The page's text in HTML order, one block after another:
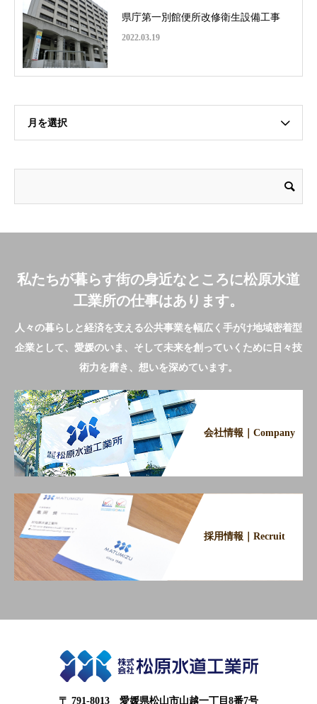
県庁第一別館便所改修衛生設備工事
2022.03.19
月を選択
私たちが暮らす街の身近なところに松原水道
工業所の仕事はあります。
人々の暮らしと経済を支える公共事業を幅広く手がけ地域密着型
企業として、愛媛のいま、そして未来を創っていくために日々技
術力を磨き、想いを深めています。
会社情報｜Company
採用情報｜Recruit
〒 791-8013 愛媛県松山市山越一丁目8番7号